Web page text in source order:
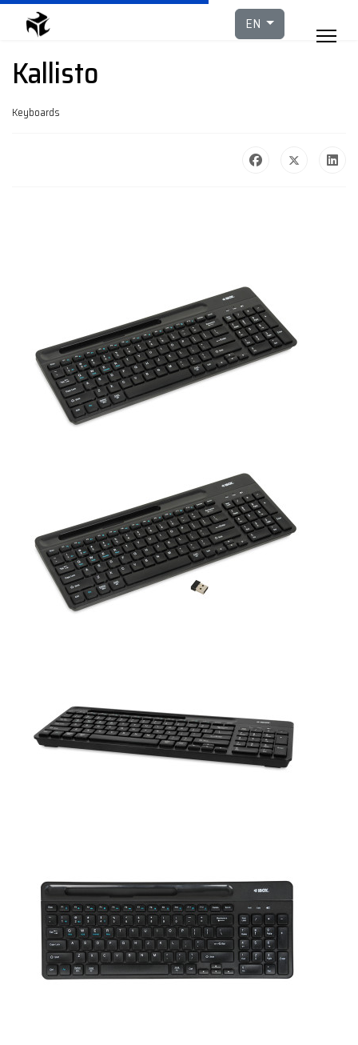
Select your
EN
Kallisto
Keyboards